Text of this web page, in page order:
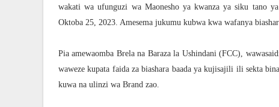
wakati wa ufunguzi wa Maonesho ya kwanza ya siku tano
Oktoba 25, 2023. Amesema jukumu kubwa kwa wafanya
Pia amewaomba Brela na Baraza la Ushindani (FCC),
waweze kupata faida za biashara baada ya kujisajili ili sekta
kuwa na ulinzi wa Brand zao.